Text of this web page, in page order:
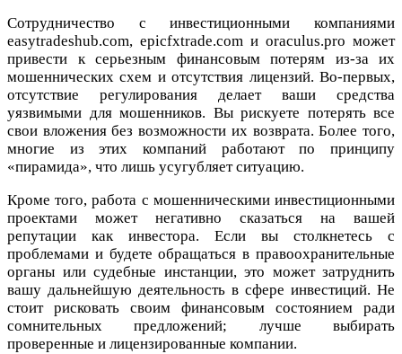
Сотрудничество с инвестиционными компаниями
easytradeshub.com, epicfxtrade.com и oraculus.pro может
привести к серьезным финансовым потерям из-за их
мошеннических схем и отсутствия лицензий. Во-первых,
отсутствие регулирования делает ваши средства
уязвимыми для мошенников. Вы рискуете потерять все
свои вложения без возможности их возврата. Более того,
многие из этих компаний работают по принципу
«пирамида», что лишь усугубляет ситуацию.
Кроме того, работа с мошенническими инвестиционными
проектами может негативно сказаться на вашей
репутации как инвестора. Если вы столкнетесь с
проблемами и будете обращаться в правоохранительные
органы или судебные инстанции, это может затруднить
вашу дальнейшую деятельность в сфере инвестиций. Не
стоит рисковать своим финансовым состоянием ради
сомнительных предложений; лучше выбирать
проверенные и лицензированные компании.